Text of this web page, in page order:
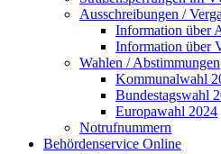
Ausschreibungen /
Information über
Information über
Wahlen / Abstimmungen
Kommunalwahl
Bundestagswahl
Europawahl 2024
Notrufnummern
Behördenservice Online